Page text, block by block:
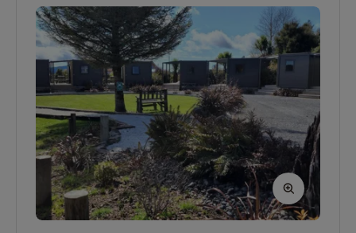
eigen badkamers.